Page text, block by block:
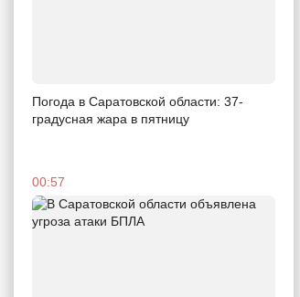
Погода в Саратовской области: 37-
градусная жара в пятницу
00:57